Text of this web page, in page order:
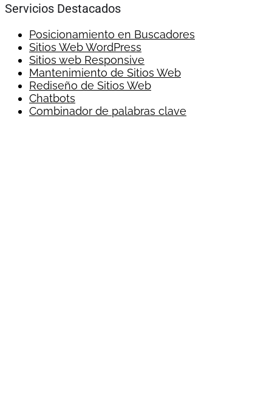
Servicios Destacados
Posicionamiento en Buscadores
Sitios Web WordPress
Sitios web Responsive
Mantenimiento de Sitios Web
Rediseño de Sitios Web
Chatbots
Combinador de palabras clave